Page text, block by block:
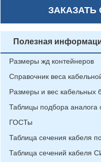
ЗАКАЗАТЬ
Полезная
Размеры жд контейнеров
Справочник веса
Размеры и вес кабельных
Таблицы подбора аналога
ГОСТы
Таблица сечения кабеля
Таблица сечений кабеля